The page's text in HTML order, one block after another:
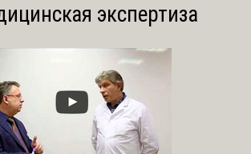
экспертиза